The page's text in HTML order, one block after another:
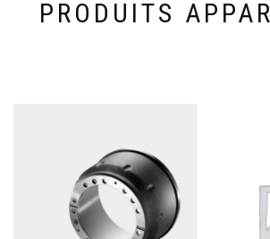
PRODUITS